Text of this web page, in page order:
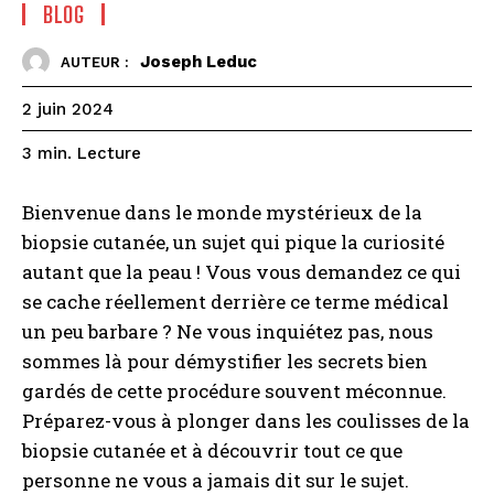
BLOG
AUTEUR : Joseph Leduc
2 juin 2024
3 min. Lecture
Bienvenue dans le monde mystérieux de la
biopsie cutanée, un sujet qui pique la curiosité
autant que la peau ! Vous vous demandez ce qui
se cache réellement derrière ce terme médical
un peu barbare ? Ne vous inquiétez pas, nous
sommes là pour démystifier les secrets bien
gardés de cette procédure souvent méconnue.
Préparez-vous à plonger dans les coulisses de la
biopsie cutanée et à découvrir tout ce que
personne ne vous a jamais dit sur le sujet.